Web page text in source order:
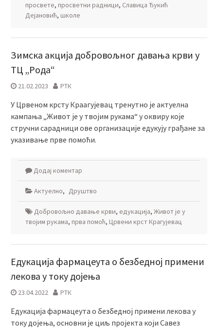
просвете, просветни радници, Славица Ђукић
Дејановић, школе
Зимска акција добровољног давања крви у
ТЦ „Рода“
21.02.2023 РТК
У Црвеном крсту Краагујевац тренутно је актуелна
кампања „Живот је у твојим рукама“ у оквиру које
стручни сарадници ове организације едукују грађане за
указивање прве помоћи.
Додај коментар
Актуелно, Друштво
Добровољно давање крви, едукација, Живот је у
твојим рукама, прва помоћ, Црвени крст Крагујевац
Едукација фармацеута о безбедној примени
лекова у току дојења
23.04.2022 РТК
Едукација фармацеута о безбедној примени лекова у
току дојења, основни је циљ пројекта који Савез